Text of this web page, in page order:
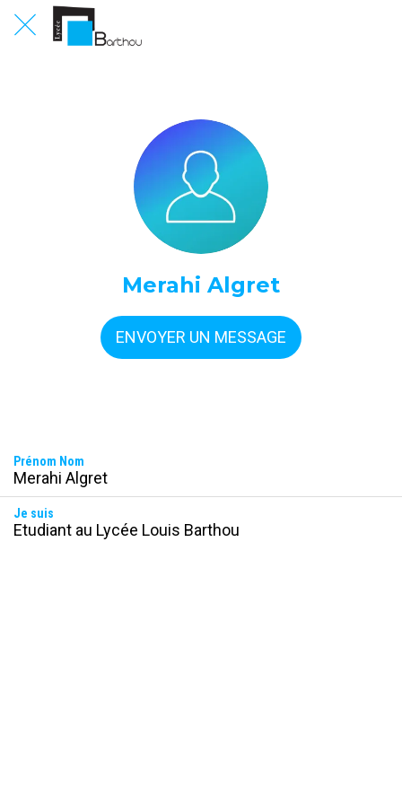
Merahi Algret
ENVOYER UN MESSAGE
Prénom Nom
Merahi Algret
Je suis
Etudiant au Lycée Louis Barthou